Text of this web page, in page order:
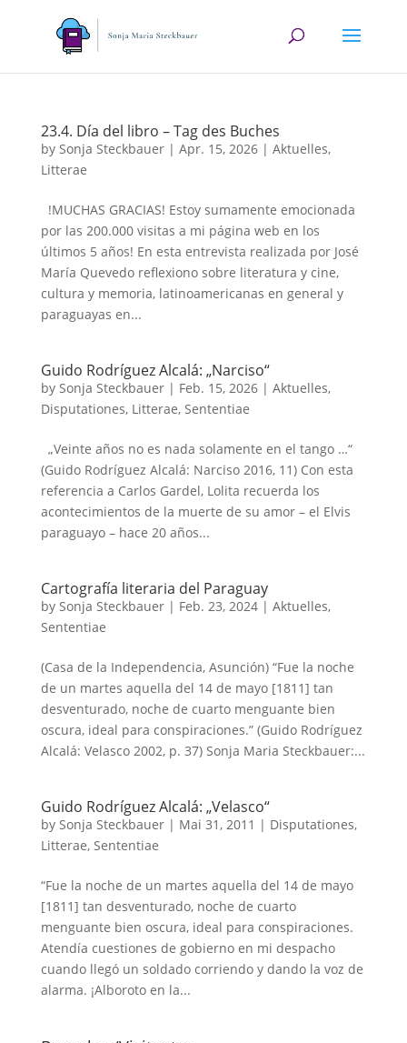
23.4. Día del libro – Tag des Buches
by Sonja Steckbauer| Apr. 15, 2026| Aktuelles,
Litterae
!MUCHAS GRACIAS! Estoy sumamente emocionada
por las 200.000 visitas a mi página web en los
últimos 5 años! En esta entrevista realizada por José
María Quevedo reflexiono sobre literatura y cine,
cultura y memoria, latinoamericanas en general y
paraguayas en...
Guido Rodríguez Alcalá: „Narciso“
by Sonja Steckbauer| Feb. 15, 2026| Aktuelles,
Disputationes, Litterae, Sententiae
„Veinte años no es nada solamente en el tango …“
(Guido Rodríguez Alcalá: Narciso 2016, 11) Con esta
referencia a Carlos Gardel, Lolita recuerda los
acontecimientos de la muerte de su amor – el Elvis
paraguayo – hace 20 años...
Cartografía literaria del Paraguay
by Sonja Steckbauer| Feb. 23, 2024| Aktuelles,
Sententiae
(Casa de la Independencia, Asunción) “Fue la noche
de un martes aquella del 14 de mayo [1811] tan
desventurado, noche de cuarto menguante bien
oscura, ideal para conspiraciones.” (Guido Rodríguez
Alcalá: Velasco 2002, p. 37) Sonja Maria Steckbauer:...
Guido Rodríguez Alcalá: „Velasco“
by Sonja Steckbauer| Mai 31, 2011 | Disputationes,
Litterae, Sententiae
“Fue la noche de un martes aquella del 14 de mayo
[1811] tan desventurado, noche de cuarto
menguante bien oscura, ideal para conspiraciones.
Atendía cuestiones de gobierno en mi despacho
cuando llegó un soldado corriendo y dando la voz de
alarma. ¡Alboroto en la...